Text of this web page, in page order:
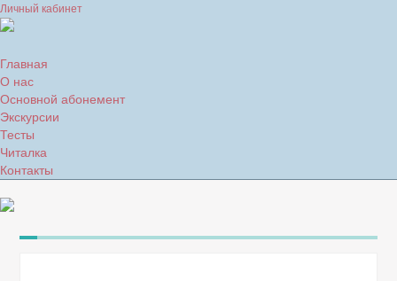
Личный кабинет
Главная
О нас
Основной абонемент
Экскурсии
Тесты
Читалка
Контакты